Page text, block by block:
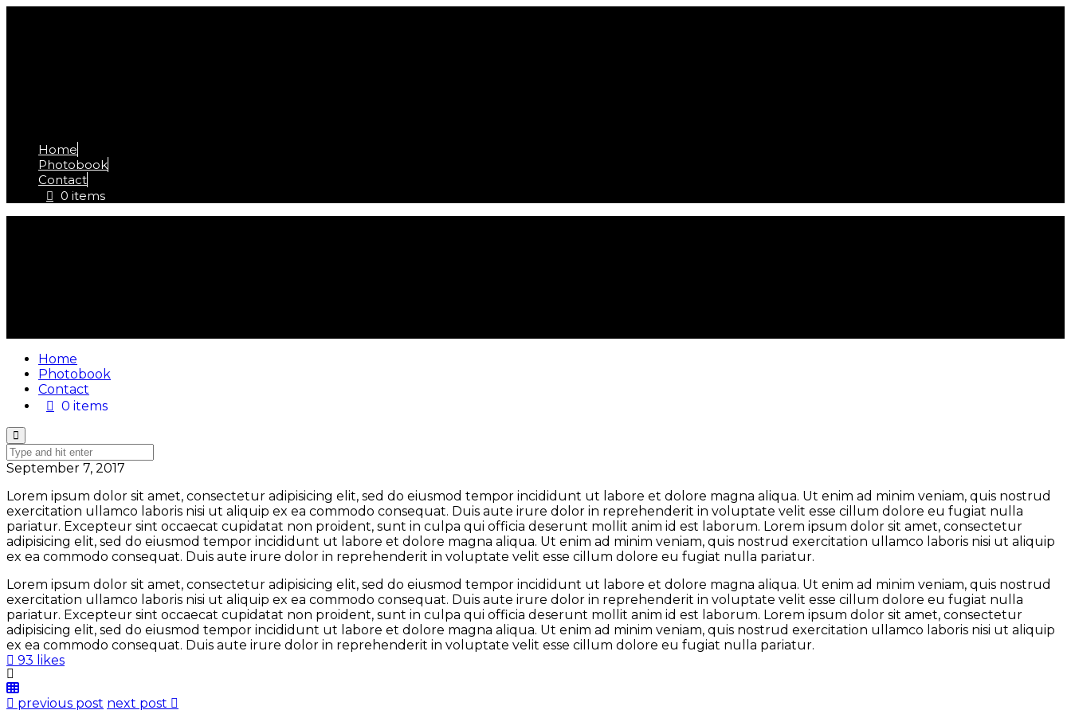
Home
Photobook
Contact
0 items
Home
Photobook
Contact
0 items
September 7, 2017
Lorem ipsum dolor sit amet, consectetur adipisicing elit, sed do eiusmod tempor incididunt ut labore et dolore magna aliqua. Ut enim ad minim veniam, quis nostrud
exercitation ullamco laboris nisi ut aliquip ex ea commodo consequat. Duis aute irure dolor in reprehenderit in voluptate velit esse cillum dolore eu fugiat nulla
pariatur. Excepteur sint occaecat cupidatat non proident, sunt in culpa qui officia deserunt mollit anim id est laborum. Lorem ipsum dolor sit amet, consectetur
adipisicing elit, sed do eiusmod tempor incididunt ut labore et dolore magna aliqua. Ut enim ad minim veniam, quis nostrud exercitation ullamco laboris nisi ut aliquip
ex ea commodo consequat. Duis aute irure dolor in reprehenderit in voluptate velit esse cillum dolore eu fugiat nulla pariatur.
Lorem ipsum dolor sit amet, consectetur adipisicing elit, sed do eiusmod tempor incididunt ut labore et dolore magna aliqua. Ut enim ad minim veniam, quis nostrud
exercitation ullamco laboris nisi ut aliquip ex ea commodo consequat. Duis aute irure dolor in reprehenderit in voluptate velit esse cillum dolore eu fugiat nulla
pariatur. Excepteur sint occaecat cupidatat non proident, sunt in culpa qui officia deserunt mollit anim id est laborum. Lorem ipsum dolor sit amet, consectetur
adipisicing elit, sed do eiusmod tempor incididunt ut labore et dolore magna aliqua. Ut enim ad minim veniam, quis nostrud exercitation ullamco laboris nisi ut aliquip
ex ea commodo consequat. Duis aute irure dolor in reprehenderit in voluptate velit esse cillum dolore eu fugiat nulla pariatur.
93 likes
previous post next post